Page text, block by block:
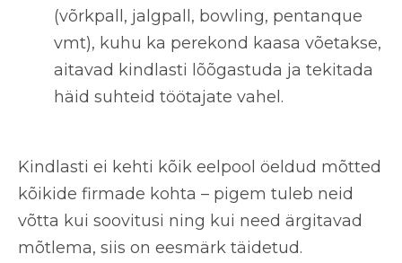
(võrkpall, jalgpall, bowling, pentanque
vmt), kuhu ka perekond kaasa võetakse,
aitavad kindlasti lõõgastuda ja tekitada
häid suhteid töötajate vahel.
Kindlasti ei kehti kõik eelpool öeldud mõtted
kõikide firmade kohta – pigem tuleb neid
võtta kui soovitusi ning kui need ärgitavad
mõtlema, siis on eesmärk täidetud.